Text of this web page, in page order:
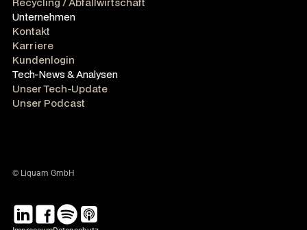
Recycling / Abfallwirtschaft
Unternehmen
Kontakt
Karriere
Kundenlogin
Tech-News & Analysen
Unser Tech-Update
Unser Podcast
© Liquam GmbH